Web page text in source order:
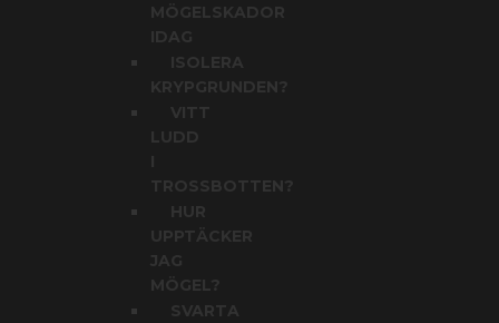
MÖGELSKADOR
IDAG
ISOLERA
KRYPGRUNDEN?
VITT
TROSSBOTTEN?
HUR
UPPTÄCKER
JAG
MÖGEL?
SVARTA